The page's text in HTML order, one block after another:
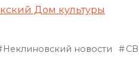
Дом культуры
Неклиновский новости